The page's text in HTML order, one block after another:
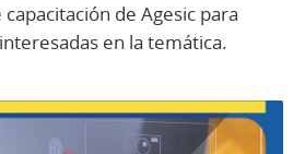
de Agesic para
en la temática.